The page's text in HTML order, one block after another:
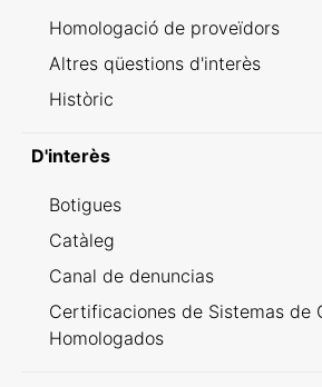
Homologació de proveïdors
Altres qüestions d'interès
Històric
D'interès
Botigues
Catàleg
Canal de denuncias
Certificaciones de Sistemas de
Homologados